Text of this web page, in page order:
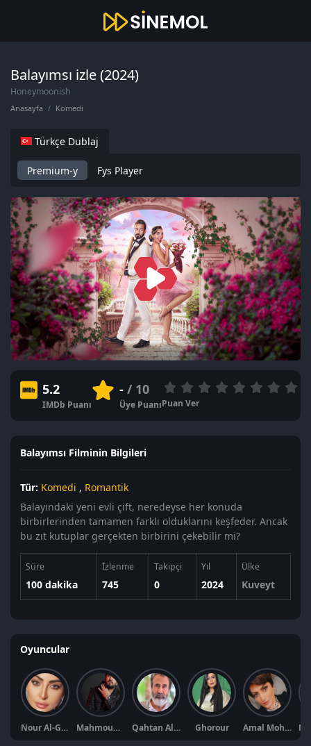
Balayımsı izle (2024)
Honeymoonish
Anasayfa Komedi
Türkçe Dublaj
Premium-y Fys Player
5.2
IMDb Puanı
-/ 10
Üye PuanıPuan Ver
Balayımsı Filminin Bilgileri
Tür: Komedi , Romantik
Balayındaki yeni evli çift, neredeyse her konuda
birbirlerinden tamamen farklı olduklarını keşfeder. Ancak
bu zıt kutuplar gerçekten birbirini çekebilir mi?
Süre
100 dakika
İzlenme
745
Takipçi
0
Yıl
2024
Ülke
Kuveyt
Oyuncular
Nour Al-Ghandour Mahmoud Boushahri Qahtan Al-Qahtani Ghorour Amal Mohamed